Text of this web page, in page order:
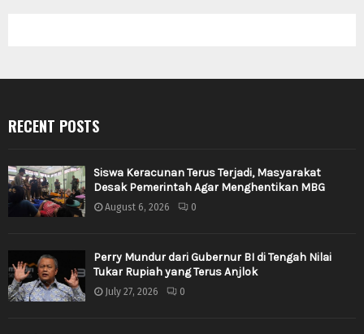
RECENT POSTS
Siswa Keracunan Terus Terjadi, Masyarakat
Desak Pemerintah Agar Menghentikan MBG
August 6, 2026 0
Perry Mundur dari Gubernur BI di Tengah Nilai
Tukar Rupiah yang Terus Anjlok
July 27, 2026 0